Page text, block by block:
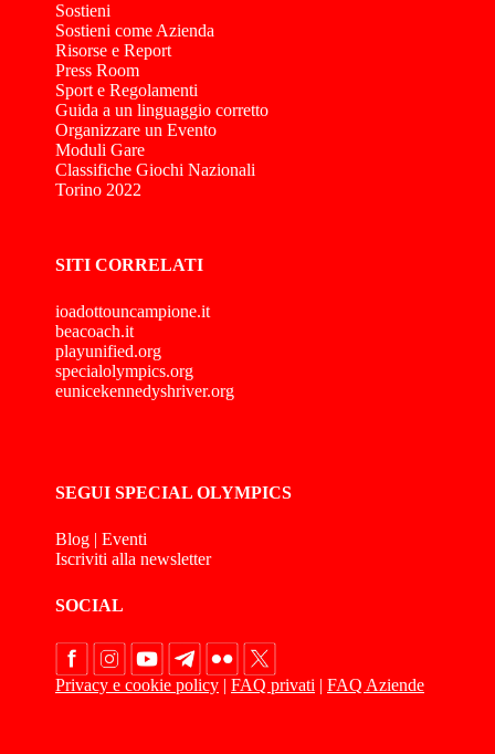
Sostieni
Sostieni come Azienda
Risorse e Report
Press Room
Sport e Regolamenti
Guida a un linguaggio corretto
Organizzare un Evento
Moduli Gare
Classifiche Giochi Nazionali
Torino 2022
SITI CORRELATI
ioadottouncampione.it
beacoach.it
playunified.org
specialolympics.org
eunicekennedyshriver.org
SEGUI SPECIAL OLYMPICS
Blog | Eventi
Iscriviti alla newsletter
SOCIAL
Privacy e cookie policy | FAQ privati | FAQ Aziende